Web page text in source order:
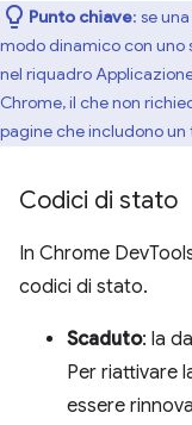
Punto chiave: se
modo dinamico con uno
nel riquadro
Chrome, il che non
pagine che includono
Codici di stato
In Chrome
codici di stato.
Scaduto: la
Per riattivare
essere